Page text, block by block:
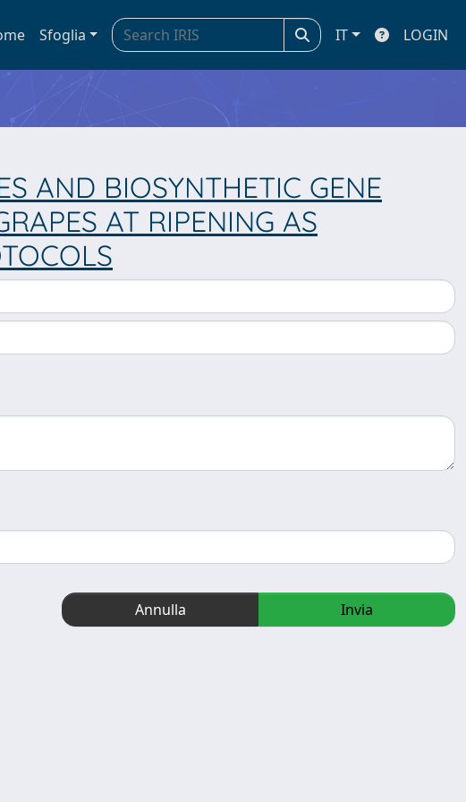
Sfoglia IT LOGIN
AND BIOSYNTHETIC GENE
AT RIPENING AS
Annulla Invia